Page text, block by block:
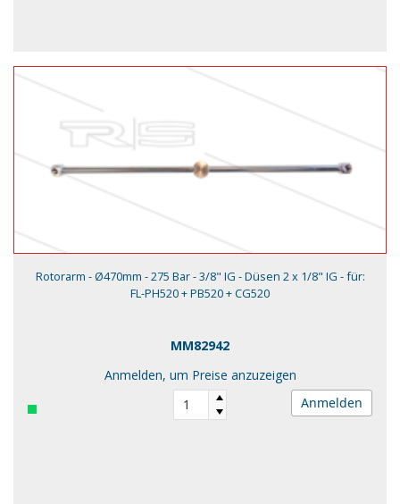
Rotorarm - Ø470mm - 275 Bar - 3/8" IG - Düsen 2 x 1/8" IG - für:
FL-PH520 + PB520 + CG520
MM82942
Anmelden, um Preise anzuzeigen
Anmelden